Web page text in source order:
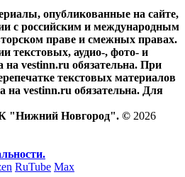
опубликованные на сайте,
с российским и международным
праве и смежных правах.
текстовых, аудио-, фото- и
на vestinn.ru обязательна. При
текстовых материалов
на vestinn.ru обязательна. Для
Новгород". © 2026
RuTube Max